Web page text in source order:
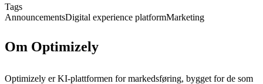
Tags
AnnouncementsDigital experience platformMarketing
Om Optimizely
Optimizely er KI-plattformen for markedsføring, bygget for de som